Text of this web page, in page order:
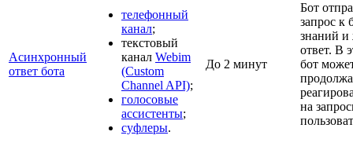
Асинхронный
ответ бота
телефонный
канал;
текстовый
канал Webim
(Custom
Channel API);
голосовые
ассистенты;
суфлеры.
До 2 минут
Бот
запрос к
знаний и
ответ. В
бот
на